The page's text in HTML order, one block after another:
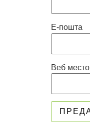
Е-пошта
Веб место